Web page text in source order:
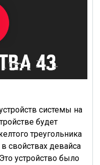
системы на
будет
треугольника
свойствах девайса
устройство было